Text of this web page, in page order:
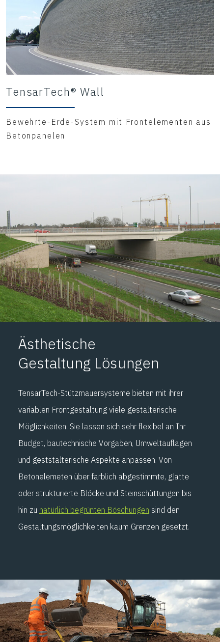
TensarTech® Wall
Bewehrte-Erde-System mit Frontelementen aus
Betonpanelen
Ästhetische
Gestaltung Lösungen
TensarTech-Stützmauersysteme bieten mit ihrer
variablen Frontgestaltung viele gestalterische
Möglichkeiten. Sie lassen sich sehr flexibel an Ihr
Budget, bautechnische Vorgaben, Umweltauflagen
und geststalterische Aspekte anpassen. Von
Betonelemeten über farblich abgestimmte, glatte
oder strukturierte Blöcke und Steinschüttungen bis
hin zu natürlich begrünten Böschungen sind den
Gestaltungsmöglichkeiten kaum Grenzen gesetzt.